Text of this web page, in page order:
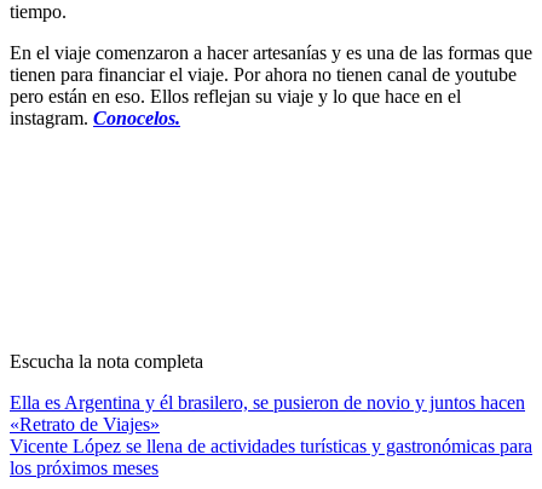
tiempo.
En el viaje comenzaron a hacer artesanías y es una de las formas que
tienen para financiar el viaje. Por ahora no tienen canal de youtube
pero están en eso. Ellos reflejan su viaje y lo que hace en el
instagram. Conocelos.
Escucha la nota completa
Navegación
de
entradas
Ella es Argentina y él brasilero, se pusieron de novio y juntos hacen
«Retrato de Viajes»
Vicente López se llena de actividades turísticas y gastronómicas para
los próximos meses